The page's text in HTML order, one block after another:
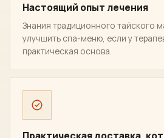
Настоящий опыт лечения
Знания традиционного тайского
улучшить спа-меню, если у
практическая основа.